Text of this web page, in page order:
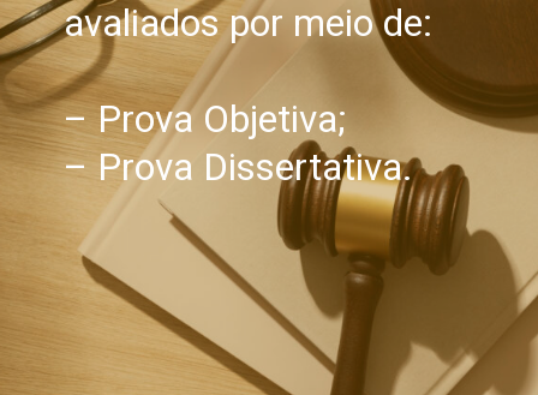
avaliados por meio de:
– Prova Objetiva;
– Prova Dissertativa.